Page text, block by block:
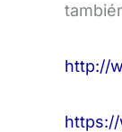
http://
https://